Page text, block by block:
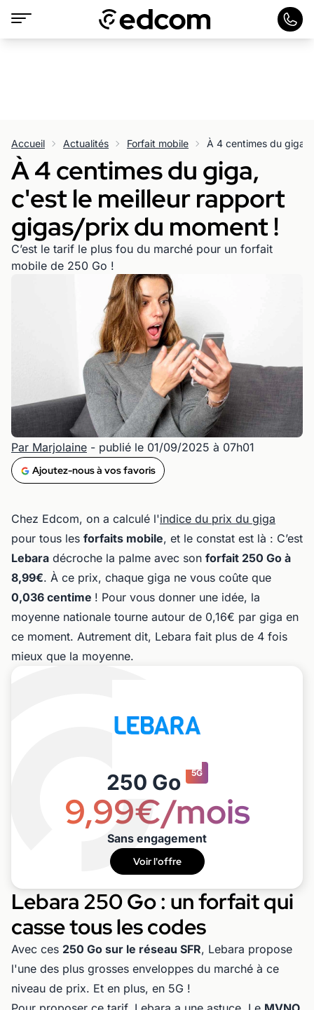
Accueil Actualités Forfait mobile
À 4 centimes du giga,
c'est le meilleur rapport
gigas/prix du moment !
C’est le tarif le plus fou du marché pour un forfait
mobile de 250 Go !
Par Marjolaine - publié le 01/09/2025 à 07h01
Ajoutez-nous à vos favoris
Chez Edcom, on a calculé l'indice du prix du giga
pour tous les forfaits mobile, et le constat est là : C’est
Lebara décroche la palme avec son forfait 250 Go à
8,99€. À ce prix, chaque giga ne vous coûte que
0,036 centime ! Pour vous donner une idée, la
moyenne nationale tourne autour de 0,16€ par giga en
ce moment. Autrement dit, Lebara fait plus de 4 fois
mieux que la moyenne.
250 Go 5G
9,99€/mois
Sans engagement
Voir l'offre
Lebara 250 Go : un forfait qui
casse tous les codes
Avec ces 250 Go sur le réseau SFR, Lebara propose
l'une des plus grosses enveloppes du marché à ce
niveau de prix. Et en plus, en 5G !